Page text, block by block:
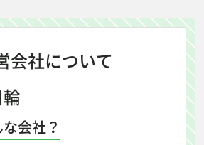
会社について
会社？